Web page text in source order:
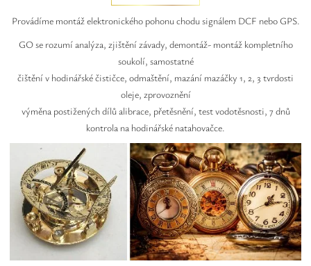
Provádíme montáž elektronického pohonu chodu signálem DCF nebo GPS.
GO se rozumí analýza, zjištění závady, demontáž- montáž kompletního
soukolí, samostatné
čištění v hodinářské čističce, odmaštění, mazání mazáčky 1, 2, 3 tvrdosti
oleje, zprovoznění
výměna postižených dílů alibrace, přetěsnění, test vodotěsnosti, 7 dnů
kontrola na hodinářské natahovačce.